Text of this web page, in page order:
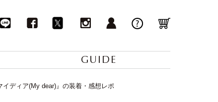
GUIDE
ディア(My dear)』の装着・感想レポ